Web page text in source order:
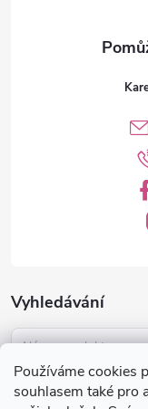
Používáme cookies
souhlasem také pro
Vyhledávání
Nákupní košík